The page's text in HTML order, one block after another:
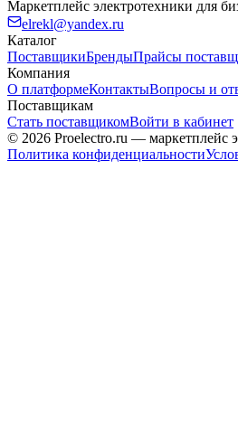
Маркетплейс электротехники для
elrekl@yandex.ru
Каталог
ПоставщикиБрендыПрайсы
Компания
О платформеКонтактыВопросы и
Поставщикам
Стать поставщикомВойти в кабинет
© 2026 Proelectro.ru — маркетплейс
Политика конфиденциальности